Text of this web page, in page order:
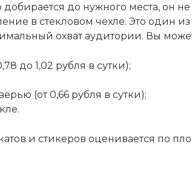
до нужного места, он
в стекловом чехле. Это один
охват аудитории. Вы
до 1,02 рубля в сутки);
(от 0,66 рубля в сутки);
и стикеров оценивается по